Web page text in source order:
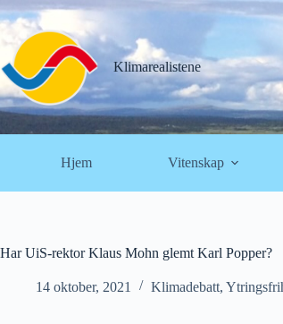
Hopp
til
innholdet
Klimarealistene
Hjem Vitenskap
Har UiS-rektor Klaus Mohn glemt Karl Popper?
14 oktober, 2021 Klimadebatt,